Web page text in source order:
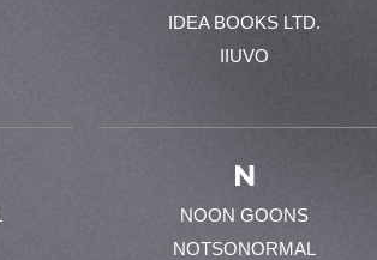
IDEA BOOKS LTD.
IIUVO
N
NOON GOONS
NOTSONORMAL